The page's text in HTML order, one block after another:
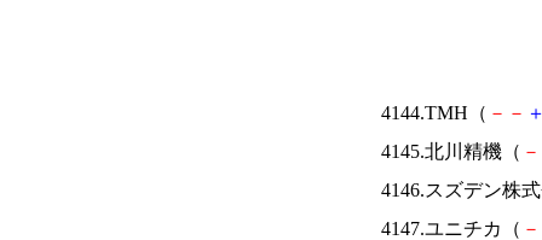
4144.TMH（ － －
4145.北川精機（ －
4146.スズデン株
4147.ユニチカ（ －